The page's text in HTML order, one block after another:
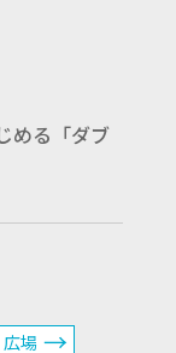
める「ダブ
場